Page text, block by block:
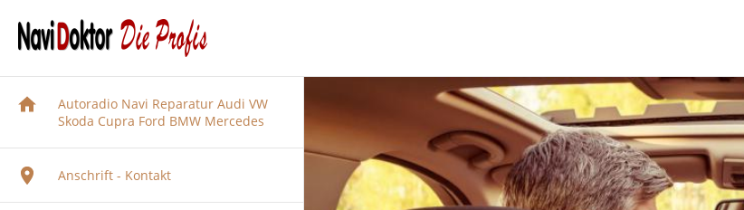
Autoradio Navi Reparatur Audi VW
Skoda Cupra Ford BMW Mercedes
Anschrift - Kontakt